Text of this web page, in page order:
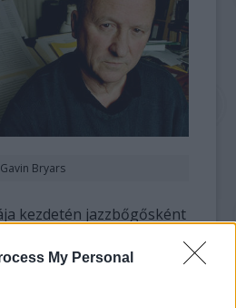
My Personal
Gavin Bryars
kezdetén jazzbőgősként
az angol Cornelius
vagy Brian Eno. Első